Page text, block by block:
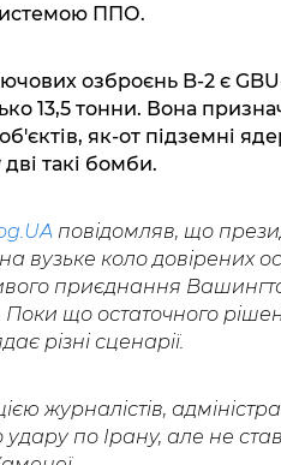
ППО.
озброєнь B-2 є
13,5 тонни. Вона
як-от підземні
такі бомби.
повідомляв, що
вузьке коло довірених
приєднання
Поки що остаточного
різні сценарії.
журналістів,
по Ірану, але не